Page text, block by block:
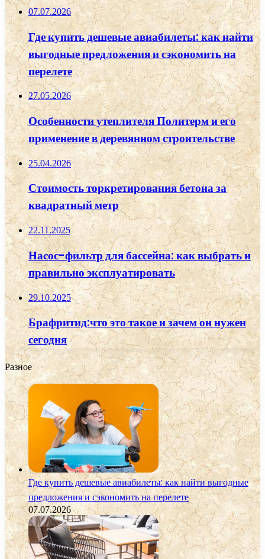
07.07.2026
Где купить дешевые авиабилеты: как найти
выгодные предложения и сэкономить на
перелете
27.05.2026
Особенности утеплителя Политерм и его
применение в деревянном строительстве
25.04.2026
Стоимость торкретирования бетона за
квадратный метр
22.11.2025
Насос-фильтр для бассейна: как выбрать и
правильно эксплуатировать
29.10.2025
Брафритид:что это такое и зачем он нужен
сегодня
Разное
Где купить дешевые авиабилеты: как найти выгодные
предложения и сэкономить на перелете
07.07.2026